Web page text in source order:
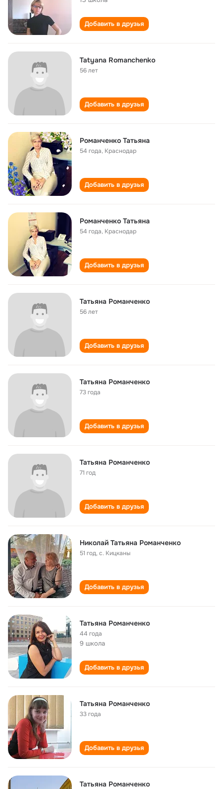
Добавить в друзья
Tatyana Romanchenko
56 лет
Добавить в друзья
Романченко Татьяна
54 года, Краснодар
Добавить в друзья
Романченко Татьяна
54 года, Краснодар
Добавить в друзья
Татьяна Романченко
56 лет
Добавить в друзья
Татьяна Романченко
73 года
Добавить в друзья
Татьяна Романченко
71 год
Добавить в друзья
Николай Татьяна Романченко
51 год,с. Кицканы
Добавить в друзья
Татьяна Романченко
44 года
9 школа
Добавить в друзья
Татьяна Романченко
33 года
Добавить в друзья
Татьяна Романченко